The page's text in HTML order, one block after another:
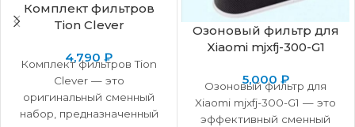
Комплект фильтров
Tion Clever
4,790 ₽
Комплект фильтров Tion
Clever — это
оригинальный сменный
набор, предназначенный
Озоновый фильтр для
Xiaomi mjxfj-300-G1
5,000 ₽
Озоновый фильтр для
Xiaomi mjxfj-300-G1 — это
эффективный сменный